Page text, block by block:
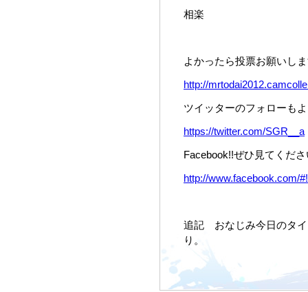
相楽
よかったら投票お願いし
http://
ツイッターのフォローも
https://twitter.com/SGR__a
Facebook!!ぜひ見てくだ
http://www.facebook.com/
追記 おなじみ今日のタイ
り。